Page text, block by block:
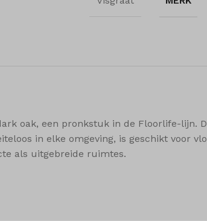
oak, een pronkstuk in de Floorlife-
in elke omgeving, is geschikt voor
als uitgebreide ruimtes.